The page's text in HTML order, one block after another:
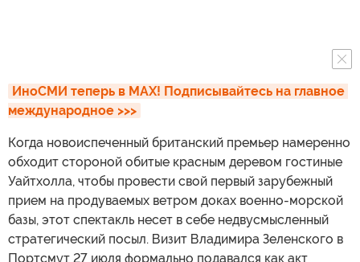
ИноСМИ теперь в MAX! Подписывайтесь на главное
международное >>>
Когда новоиспеченный британский премьер намеренно
обходит стороной обитые красным деревом гостиные
Уайтхолла, чтобы провести свой первый зарубежный
прием на продуваемых ветром доках военно-морской
базы, этот спектакль несет в себе недвусмысленный
стратегический посыл. Визит Владимира Зеленского в
Портсмут 27 июля формально подавался как акт